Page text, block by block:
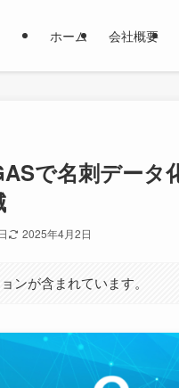
ホーム 会社概要
で名刺デー
2025年4月2日
ンが含まれています。